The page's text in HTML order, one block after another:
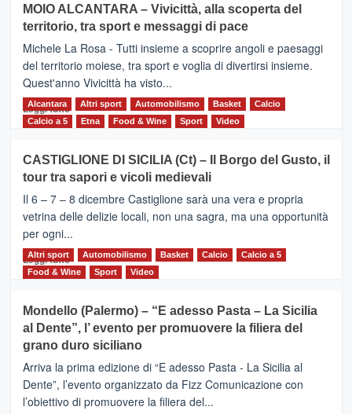
Torna
la
Supermaratona
dell’Etna
MOIO ALCANTARA – Vivicittà, alla scoperta del
territorio, tra sport e messaggi di pace
Michele La Rosa - Tutti insieme a scoprire angoli e paesaggi
del territorio moiese, tra sport e voglia di divertirsi insieme.
Quest'anno Vivicittà ha visto...
Leggi tutto Leggi
MOIO
ALCANTARA
–
Vivicittà,
alla
scoperta
del
territorio,
e
messaggi
di
Alcantara Altri sport Automobilismo Basket
Calcio
Calcio a 5
Etna Food & Wine Sport Video
CASTIGLIONE DI SICILIA (Ct) – Il Borgo del Gusto, il
tour tra sapori e vicoli medievali
Il 6 – 7 – 8 dicembre Castiglione sarà una vera e propria
vetrina delle delizie locali, non una sagra, ma una opportunità
per ogni...
Leggi tuttoLeggi
di
CASTIGLIONE
DI
SICILIA
(Ct)
–
Il
Borgo
Altri sport Automobilismo Basket Calcio
Calcio a 5
Food & Wine
Sport Video
Mondello (Palermo) – “E adesso Pasta – La Sicilia
al Dente”, l’ evento per promuovere la filiera del
grano duro siciliano
Arriva la prima edizione di “E adesso Pasta - La Sicilia al
Dente”, l’evento organizzato da Fizz Comunicazione con
l’obiettivo di promuovere la filiera del...